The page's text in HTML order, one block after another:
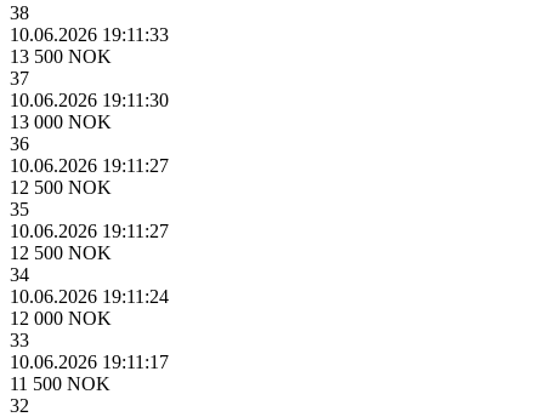
38
10.06.2026 19:11:33
13 500 NOK
37
10.06.2026 19:11:30
13 000 NOK
36
10.06.2026 19:11:27
12 500 NOK
35
10.06.2026 19:11:27
12 500 NOK
34
10.06.2026 19:11:24
12 000 NOK
33
10.06.2026 19:11:17
11 500 NOK
32